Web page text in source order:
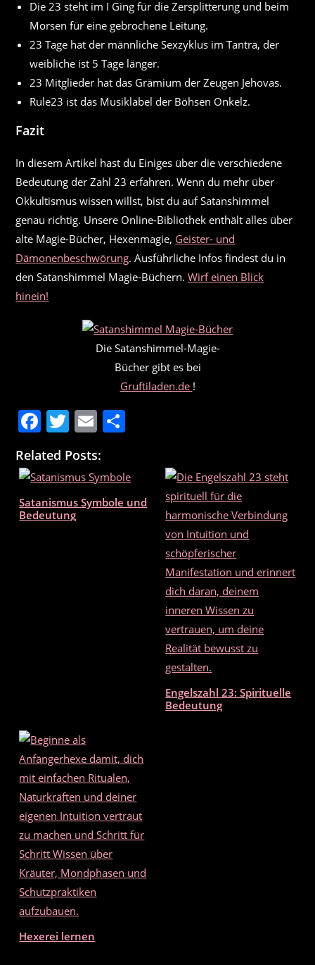
Die 23 steht im I Ging für die Zersplitterung und beim
Morsen für eine gebrochene Leitung.
23 Tage hat der männliche Sexzyklus im Tantra, der
weibliche ist 5 Tage länger.
23 Mitglieder hat das Grämium der Zeugen Jehovas.
Rule23 ist das Musiklabel der Böhsen Onkelz.
Fazit
In diesem Artikel hast du Einiges über die verschiedene
Bedeutung der Zahl 23 erfahren. Wenn du mehr über
Okkultismus wissen willst, bist du auf Satanshimmel
genau richtig. Unsere Online-Bibliothek enthält alles über
alte Magie-Bücher, Hexenmagie, Geister- und
Dämonenbeschwörung. Ausführliche Infos findest du in
den Satanshimmel Magie-Büchern.Wirf einen Blick
hinein!
Die Satanshimmel-Magie-
Bücher gibt es bei
Gruftiladen.de !
F
a
c
e
b
T
w
itt
er
E
ai
l n
Related Posts:
Satanismus Symbole und
Bedeutung
Engelszahl 23: Spirituelle
Bedeutung
Hexerei lernen